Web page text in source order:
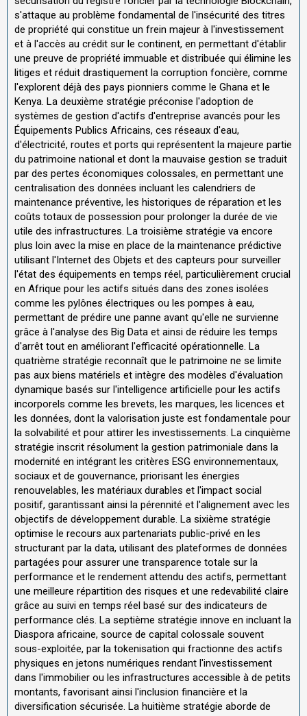
s'attaque au problème fondamental de l'insécurité des titres
de propriété qui constitue un frein majeur à l'investissement
et à l'accès au crédit sur le continent, en permettant d'établir
une preuve de propriété immuable et distribuée qui élimine les
litiges et réduit drastiquement la corruption foncière, comme
l'explorent déjà des pays pionniers comme le Ghana et le
Kenya. La deuxième stratégie préconise l'adoption de
systèmes de gestion d'actifs d'entreprise avancés pour les
Équipements Publics Africains, ces réseaux d'eau,
d'électricité, routes et ports qui représentent la majeure partie
du patrimoine national et dont la mauvaise gestion se traduit
par des pertes économiques colossales, en permettant une
centralisation des données incluant les calendriers de
maintenance préventive, les historiques de réparation et les
coûts totaux de possession pour prolonger la durée de vie
utile des infrastructures. La troisième stratégie va encore
plus loin avec la mise en place de la maintenance prédictive
utilisant l'Internet des Objets et des capteurs pour surveiller
l'état des équipements en temps réel, particulièrement crucial
en Afrique pour les actifs situés dans des zones isolées
comme les pylônes électriques ou les pompes à eau,
permettant de prédire une panne avant qu'elle ne survienne
grâce à l'analyse des Big Data et ainsi de réduire les temps
d'arrêt tout en améliorant l'efficacité opérationnelle. La
quatrième stratégie reconnaît que le patrimoine ne se limite
pas aux biens matériels et intègre des modèles d'évaluation
dynamique basés sur l'intelligence artificielle pour les actifs
incorporels comme les brevets, les marques, les licences et
les données, dont la valorisation juste est fondamentale pour
la solvabilité et pour attirer les investissements. La cinquième
stratégie inscrit résolument la gestion patrimoniale dans la
modernité en intégrant les critères ESG environnementaux,
sociaux et de gouvernance, priorisant les énergies
renouvelables, les matériaux durables et l'impact social
positif, garantissant ainsi la pérennité et l'alignement avec les
objectifs de développement durable. La sixième stratégie
optimise le recours aux partenariats public-privé en les
structurant par la data, utilisant des plateformes de données
partagées pour assurer une transparence totale sur la
performance et le rendement attendu des actifs, permettant
une meilleure répartition des risques et une redevabilité claire
grâce au suivi en temps réel basé sur des indicateurs de
performance clés. La septième stratégie innove en incluant la
Diaspora africaine, source de capital colossale souvent
sous-exploitée, par la tokenisation qui fractionne des actifs
physiques en jetons numériques rendant l'investissement
dans l'immobilier ou les infrastructures accessible à de petits
montants, favorisant ainsi l'inclusion financière et la
diversification sécurisée. La huitième stratégie aborde de